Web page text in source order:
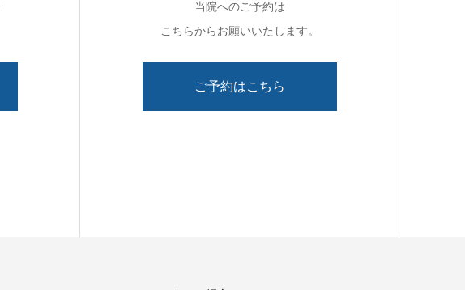
当院へのご予約は
こちらからお願いいたします。
ご予約はこちら